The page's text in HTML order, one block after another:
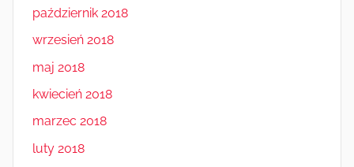
październik 2018
wrzesień 2018
maj 2018
kwiecień 2018
marzec 2018
luty 2018